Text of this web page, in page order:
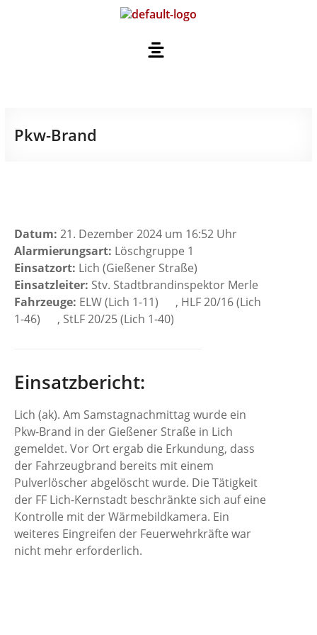
Pkw-Brand
Datum: 21. Dezember 2024 um 16:52 Uhr
Alarmierungsart: Löschgruppe 1
Einsatzort: Lich (Gießener Straße)
Einsatzleiter: Stv. Stadtbrandinspektor Merle
Fahrzeuge: ELW (Lich 1-11)
, HLF 20/16 (Lich
1-46)
, StLF 20/25 (Lich 1-40)
Einsatzbericht:
Lich (ak). Am Samstagnachmittag wurde ein
Pkw-Brand in der Gießener Straße in Lich
gemeldet. Vor Ort ergab die Erkundung, dass
der Fahrzeugbrand bereits mit einem
Pulverlöscher abgelöscht wurde. Die Tätigkeit
der FF Lich-Kernstadt beschränkte sich auf eine
Kontrolle mit der Wärmebildkamera. Ein
weiteres Eingreifen der Feuerwehrkräfte war
nicht mehr erforderlich.